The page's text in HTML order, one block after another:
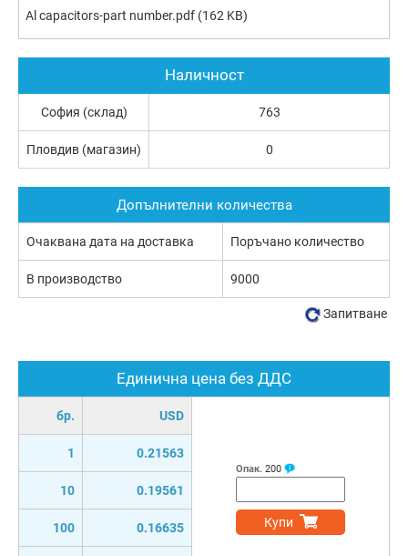
Al capacitors-part number.pdf (162 KB)
Единична цена без ДДС
бр. USD
1 0.21563
10 0.19561
100 0.16635
Опак. 200
Купи
Наличност
София (склад) 763
Пловдив (магазин) 0
Допълнителни количества
Очаквана дата на доставка Поръчано количество
В производство 9000
Запитване